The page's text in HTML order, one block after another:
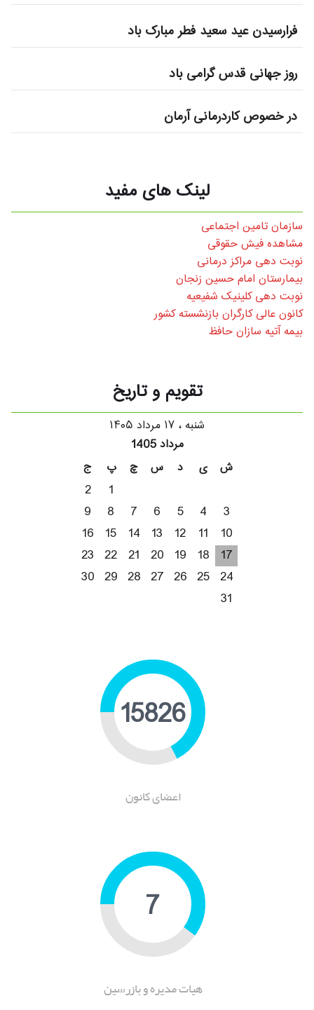
فرارسیدن عید سعید فطر مبارک باد
روز جهانی قدس گرامی باد
در خصوص کاردرمانی آرمان
لینک های مفید
سازمان تامین اجتماعی
مشاهده فیش حقوقی
نوبت دهی مراکز درمانی
بیمارستان امام حسین زنجان
نوبت دهی کلینیک شفیعیه
کانون عالی کارگران بازنشسته کشور
بیمه آتیه سازان حافظ
تقویم و تاریخ
شنبه ، ۱۷ مرداد ۱۴۰۵
مرداد 1405
ج
پ چ س د ی
ش
2
1
9
8 7 6 5 4
3
16
15 14 13 12 11
10
23 22 21 20 19 18
17
30 29 28 27 26 25 24
31
20207
اعضای کانون
9
هیات مدیره و بازرسین